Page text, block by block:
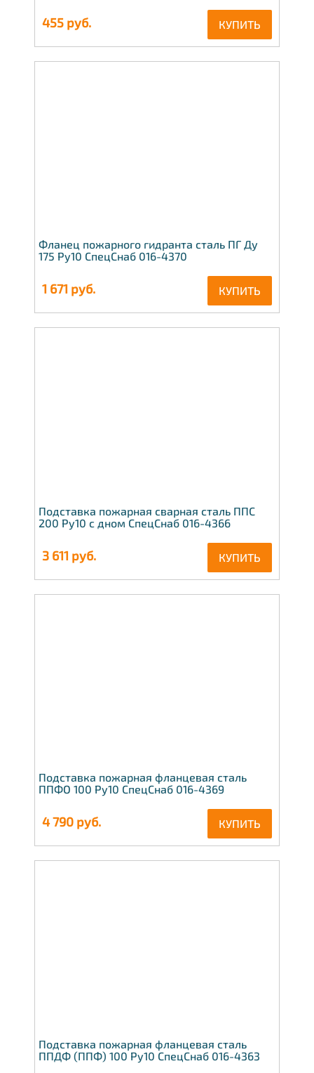
455 руб. КУПИТЬ
Фланец пожарного гидранта сталь ПГ Ду
175 Ру10 СпецСнаб 016-4370
1 671 руб. КУПИТЬ
Подставка пожарная сварная сталь ППС
200 Ру10 с дном СпецСнаб 016-4366
3 611 руб. КУПИТЬ
Подставка пожарная фланцевая сталь
ППФО 100 Ру10 СпецСнаб 016-4369
4 790 руб. КУПИТЬ
Подставка пожарная фланцевая сталь
ППДФ (ППФ) 100 Ру10 СпецСнаб 016-4363